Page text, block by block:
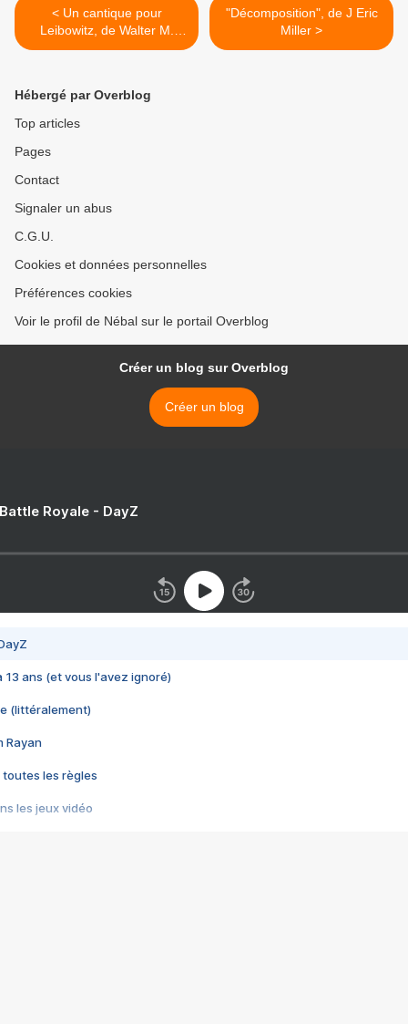
< Un cantique pour
Leibowitz, de Walter M.
Miller Jr
"Décomposition", de J Eric
Miller >
Hébergé par Overblog
Top articles
Pages
Contact
Signaler un abus
C.G.U.
Cookies et données personnelles
Préférences cookies
Voir le profil de Nébal sur le portail Overblog
Créer un blog sur Overblog
Créer un blog
Royale - DayZ
13 ans (et vous l'avez ignoré)
(littéralement)
Rayan
toutes les règles
les jeux vidéo